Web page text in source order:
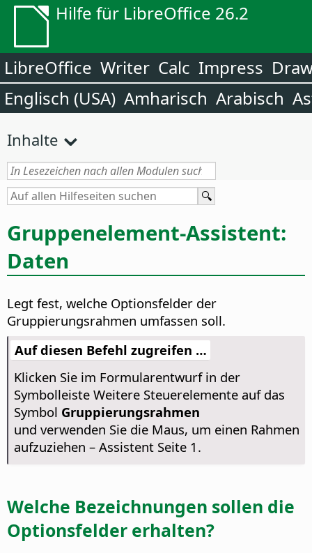
Hilfe für LibreOffice 26.2
LibreOffice Writer Calc Impress
Englisch (USA) Amharisch Arabisch
Inhalte
Gruppenelement-Assistent:
Daten
Legt fest, welche Optionsfelder der
Gruppierungsrahmen umfassen soll.
Auf diesen Befehl zugreifen …
Klicken Sie im Formularentwurf in der
Symbolleiste Weitere Steuerelemente auf das
Symbol Gruppierungsrahmen
und verwenden Sie die Maus, um einen Rahmen
aufzuziehen – Assistent Seite 1.
Welche Bezeichnungen sollen die
Optionsfelder erhalten?